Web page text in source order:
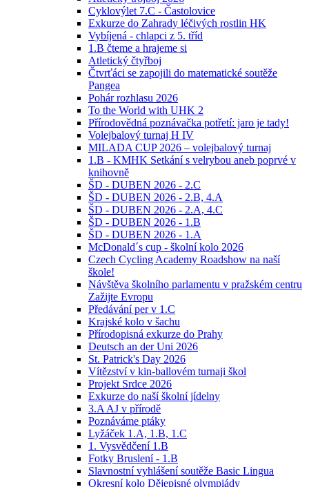
Cyklovýlet 7.C - Častolovice
Exkurze do Zahrady léčivých rostlin HK
Vybíjená - chlapci z 5. tříd
1.B čteme a hrajeme si
Atletický čtyřboj
Čtvrťáci se zapojili do matematické soutěže
Pangea
Pohár rozhlasu 2026
To the World with UHK 2
Přírodovědná poznávačka potřetí: jaro je tady!
Volejbalový turnaj H IV
MILADA CUP 2026 – volejbalový turnaj
1.B - KMHK Setkání s velrybou aneb poprvé v
knihovně
ŠD - DUBEN 2026 - 2.C
ŠD - DUBEN 2026 - 2.B, 4.A
ŠD - DUBEN 2026 - 2.A, 4.C
ŠD - DUBEN 2026 - 1.B
ŠD - DUBEN 2026 - 1.A
McDonald´s cup - školní kolo 2026
Czech Cycling Academy Roadshow na naší
škole!
Návštěva školního parlamentu v pražském centru
Zažijte Evropu
Předávání per v 1.C
Krajské kolo v šachu
Přírodopisná exkurze do Prahy
Deutsch an der Uni 2026
St. Patrick's Day 2026
Vítězství v kin-ballovém turnaji škol
Projekt Srdce 2026
Exkurze do naší školní jídelny
3.A AJ v přírodě
Poznáváme ptáky
Lyžáček 1.A, 1.B, 1.C
1. Vysvědčení 1.B
Fotky Bruslení - 1.B
Slavnostní vyhlášení soutěže Basic Lingua
Okresní kolo Dějepisné olympiády